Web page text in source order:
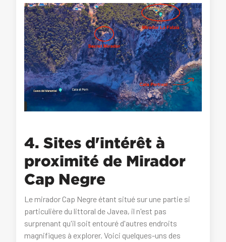
4. Sites d'intérêt à
proximité de Mirador
Cap Negre
Le mirador Cap Negre étant situé sur une partie si
particulière du littoral de Javea, il n'est pas
surprenant qu'il soit entouré d'autres endroits
magnifiques à explorer. Voici quelques-uns des